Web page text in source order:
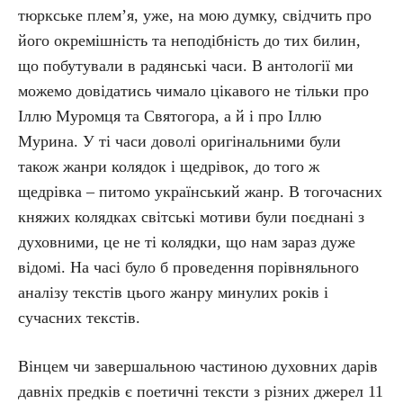
тюркське плем’я, уже, на мою думку, свідчить про
його окремішність та неподібність до тих билин,
що побутували в радянські часи. В антології ми
можемо довідатись чимало цікавого не тільки про
Іллю Муромця та Святогора, а й і про Іллю
Мурина. У ті часи доволі оригінальними були
також жанри колядок і щедрівок, до того ж
щедрівка – питомо український жанр. В тогочасних
княжих колядках світські мотиви були поєднані з
духовними, це не ті колядки, що нам зараз дуже
відомі. На часі було б проведення порівняльного
аналізу текстів цього жанру минулих років і
сучасних текстів.
Вінцем чи завершальною частиною духовних дарів
давніх предків є поетичні тексти з різних джерел 11